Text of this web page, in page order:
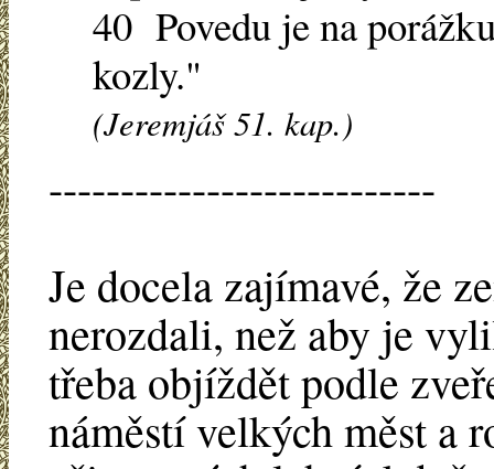
40 Povedu je na
kozly."
(Jeremjáš 51. kap.)
---------------------------
Je docela zajímavé, že
nerozdali, než aby je
třeba objíždět podle
náměstí velkých měst a